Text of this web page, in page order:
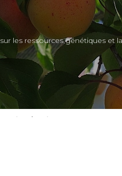
les ressources génétiques et